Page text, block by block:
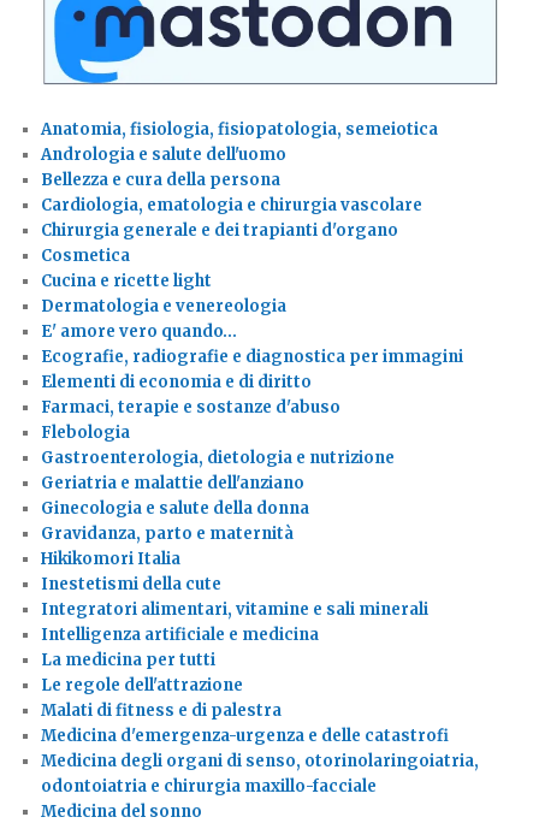
Anatomia, fisiologia, fisiopatologia, semeiotica
Andrologia e salute dell'uomo
Bellezza e cura della persona
Cardiologia, ematologia e chirurgia vascolare
Chirurgia generale e dei trapianti d'organo
Cosmetica
Cucina e ricette light
Dermatologia e venereologia
E' amore vero quando…
Ecografie, radiografie e diagnostica per immagini
Elementi di economia e di diritto
Farmaci, terapie e sostanze d'abuso
Flebologia
Gastroenterologia, dietologia e nutrizione
Geriatria e malattie dell'anziano
Ginecologia e salute della donna
Gravidanza, parto e maternità
Hikikomori Italia
Inestetismi della cute
Integratori alimentari, vitamine e sali minerali
Intelligenza artificiale e medicina
La medicina per tutti
Le regole dell'attrazione
Malati di fitness e di palestra
Medicina d'emergenza-urgenza e delle catastrofi
Medicina degli organi di senso, otorinolaringoiatria,
odontoiatria e chirurgia maxillo-facciale
Medicina del sonno